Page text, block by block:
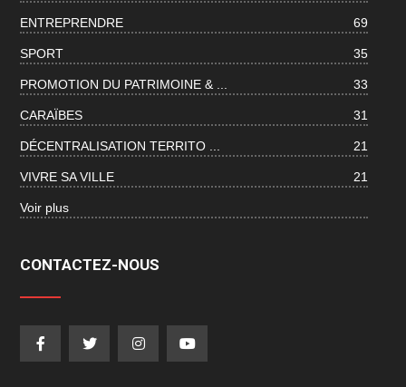
ENTREPRENDRE 69
SPORT 35
PROMOTION DU PATRIMOINE & ... 33
CARAÏBES 31
DÉCENTRALISATION TERRITO ... 21
VIVRE SA VILLE 21
Voir plus
CONTACTEZ-NOUS